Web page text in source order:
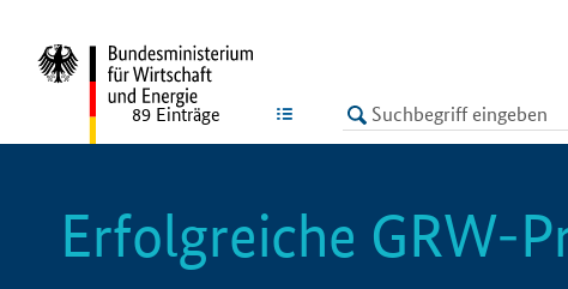
LISTE
89 Einträge
Erfolgreiche GRW-